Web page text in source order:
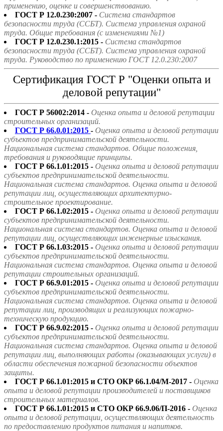
применению, оценке и совершенствованию.
ГОСТ Р 12.0.230:2007 - Система стандартов
безопасности труда (ССБТ). Система управления охраной
труда. Общие требования (с изменениями №1)
ГОСТ Р 12.0.230.1:2015 - Система стандартов
безопасности труда (ССБТ). Система управления охраной
труда. Руководство по применению ГОСТ 12.0.230:2007
Сертификация ГОСТ Р "Оценки опыта и
деловой репутации"
ГОСТ Р 56002:2014 - Оценка опыта и деловой репутации
строительных организаций.
ГОСТ Р 66.0.01:2015 - Оценка опыта и деловой репутации
субъектов предпринимательской деятельности.
Национальная система стандартов. Общие положения,
требования и руководящие принципы.
ГОСТ Р 66.1.01:2015 - Оценка опыта и деловой репутации
субъектов предпринимательской деятельности.
Национальная система стандартов. Оценка опыта и деловой
репутации лиц, осуществляющих архитектурно-
строительное проектирование.
ГОСТ Р 66.1.02:2015 - Оценка опыта и деловой репутации
субъектов предпринимательской деятельности.
Национальная система стандартов. Оценка опыта и деловой
репутации лиц, осуществляющих инженерные изыскания.
ГОСТ Р 66.1.03:2015 - Оценка опыта и деловой репутации
субъектов предпринимательской деятельности.
Национальная система стандартов. Оценка опыта и деловой
репутации строительных организаций.
ГОСТ Р 66.9.01:2015 - Оценка опыта и деловой репутации
субъектов предпринимательской деятельности.
Национальная система стандартов. Оценка опыта и деловой
репутации лиц, производящих и реализующих пожарно-
техническую продукцию.
ГОСТ Р 66.9.02:2015 - Оценка опыта и деловой репутации
субъектов предпринимательской деятельности.
Национальная система стандартов. Оценка опыта и деловой
репутации лиц, выполняющих работы (оказывающих услуги) в
области обеспечения пожарной безопасности объектов
защиты.
ГОСТ Р 66.1.01:2015 и СТО ОКР 66.1.04/М-2017 - Оценка
опыта и деловой репутации производителей и поставщиков
строительных материалов.
ГОСТ Р 66.1.01:2015 и СТО ОКР 66.9.06/П-2016 - Оценка
опыта и деловой репутации, осуществляющих деятельность
по предоставлению продуктов питания и напитков.